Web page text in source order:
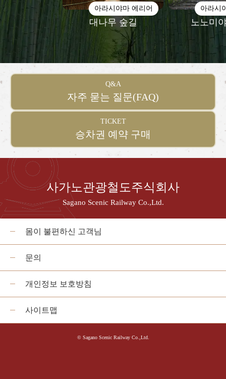
아라시야마 에리어
대나무 숲길
아라시
노노미
Q&A
자주 묻는 질문(FAQ)
TICKET
승차권 예약 구매
사가노관광철도주식회사
Sagano Scenic Railway Co.,Ltd.
몸이 불편하신 고객님
문의
개인정보 보호방침
사이트맵
© Sagano Scenic Railway Co.,Ltd.